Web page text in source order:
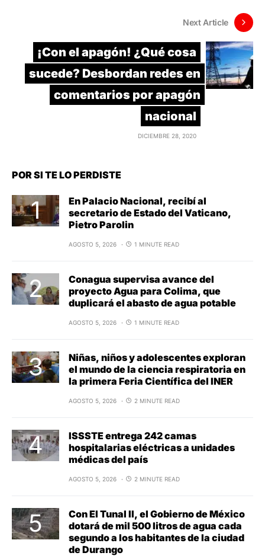
Next Article
¡Con el apagón! ¿Qué cosa
sucede? Desbordan redes en
comentarios por apagón
nacional
DICIEMBRE 28, 2020
POR SI TE LO PERDISTE
En Palacio Nacional, recibí al
secretario de Estado del Vaticano,
Pietro Parolin
AGOSTO 5, 2026 1 MINUTE READ
Conagua supervisa avance del
proyecto Agua para Colima, que
duplicará el abasto de agua potable
AGOSTO 5, 2026 1 MINUTE READ
Niñas, niños y adolescentes exploran
el mundo de la ciencia respiratoria en
la primera Feria Científica del INER
AGOSTO 5, 2026 2 MINUTE READ
ISSSTE entrega 242 camas
hospitalarias eléctricas a unidades
médicas del país
AGOSTO 5, 2026 2 MINUTE READ
Con El Tunal II, el Gobierno de México
dotará de mil 500 litros de agua cada
segundo a los habitantes de la ciudad
de Durango